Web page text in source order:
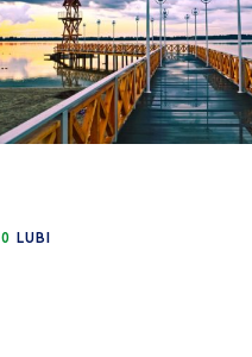
0 LUBI